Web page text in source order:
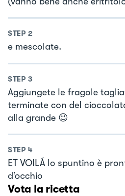
STEP 2
e mescolate.
STEP 3
Aggiungete le fragole
terminate con del
alla grande 😉
STEP 4
ET VOILÁ lo spuntino è
d’occhio
Vota la ricetta